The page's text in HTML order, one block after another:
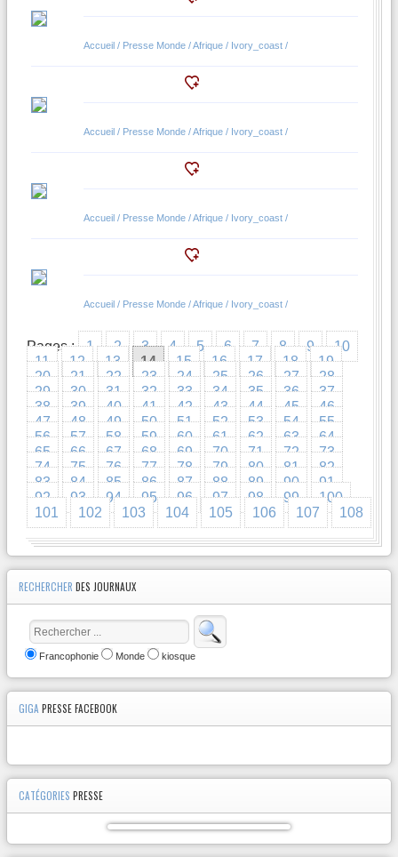
Accueil / Presse Monde / Afrique / Ivory_coast /
Accueil / Presse Monde / Afrique / Ivory_coast /
Accueil / Presse Monde / Afrique / Ivory_coast /
Accueil / Presse Monde / Afrique / Ivory_coast /
Pages : 1 2 3 4 5 6 7 8 9
10
11
12 13 14 15 16 17 18
19
20
21 22 23 24 25 26 27
28
29
30 31 32 33 34 35 36
37
38
39 40 41 42 43 44 45
46
47
48 49 50 51 52 53 54
55
56
57 58 59 60 61 62 63
64
65
66 67 68 69 70 71 72
73
74
75 76 77 78 79 80 81
82
83
84 85 86 87 88 89 90
91
92
93 94 95 96 97 98 99
100
101
102 103 104 105 106 107 108
RECHERCHER DES JOURNAUX
Francophonie Monde kiosque
GIGAPRESSE FACEBOOK
CATÉGORIES PRESSE